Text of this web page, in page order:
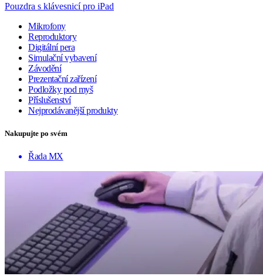
Pouzdra s klávesnicí pro iPad
Mikrofony
Reproduktory
Digitální pera
Simulační vybavení
Závodění
Prezentační zařízení
Podložky pod myš
Příslušenství
Nejprodávanější produkty
Nakupujte po svém
Řada MX